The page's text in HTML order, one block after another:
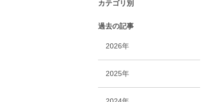
カテゴリ別
過去の記事
2026年
2025年